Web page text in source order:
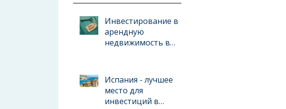
Инвестирование в
арендную
недвижимость в
Испания - лучшее
место для
инвестиций в